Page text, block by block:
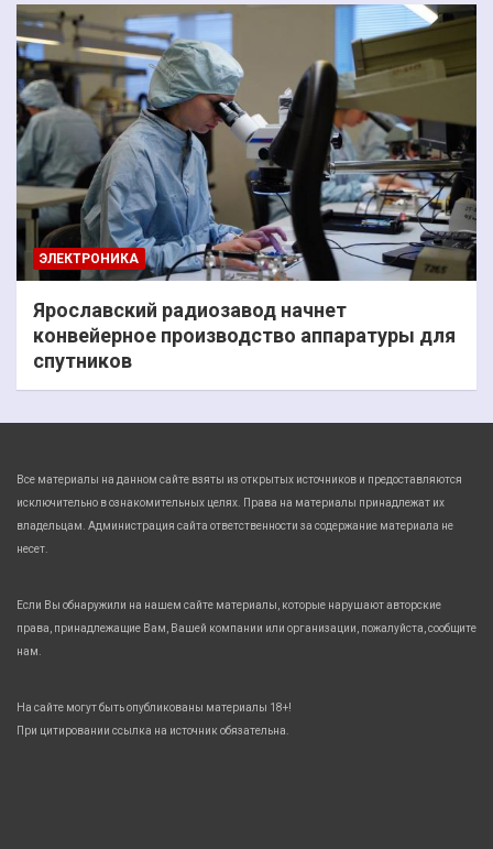
ЭЛЕКТРОНИКА
Ярославский радиозавод начнет
конвейерное производство аппаратуры для
спутников
Все материалы на данном сайте взяты из открытых источников и предоставляются
исключительно в ознакомительных целях. Права на материалы принадлежат их
владельцам. Администрация сайта ответственности за содержание материала не
несет.
Если Вы обнаружили на нашем сайте материалы, которые нарушают авторские
права, принадлежащие Вам, Вашей компании или организации, пожалуйста, сообщите
нам.
На сайте могут быть опубликованы материалы 18+!
При цитировании ссылка на источник обязательна.